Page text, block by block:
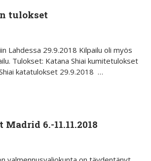
tulokset
Lahdessa 29.9.2018 Kilpailu oli myös
Tulokset: Katana Shiai kumitetulokset
katatulokset 29.9.2018 …
6.-11.11.2018